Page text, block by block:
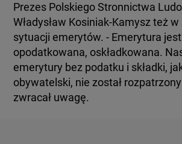
Prezes Polskiego Stronnictwa
Władysław Kosiniak-Kamysz też
sytuacji emerytów. - Emerytura jest
opodatkowana, oskładkowana.
emerytury bez podatku i składki,
obywatelski, nie został
zwracał uwagę.